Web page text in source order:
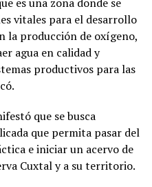
vitales para el desarrollo
la producción de oxígeno,
agua en calidad y
productivos para las
que se busca
que permita pasar del
e iniciar un acervo de
Cuxtal y a su territorio.